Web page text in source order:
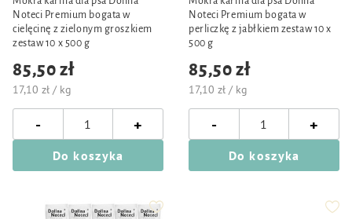
Noteci Premium bogata w
cielęcinę z zielonym groszkiem
zestaw 10 x 500 g
85,50 zł
17,10 zł / kg
- +
Do koszyka
Noteci Premium bogata w
perliczkę z jabłkiem zestaw 10 x
500 g
85,50 zł
17,10 zł / kg
- +
Do koszyka